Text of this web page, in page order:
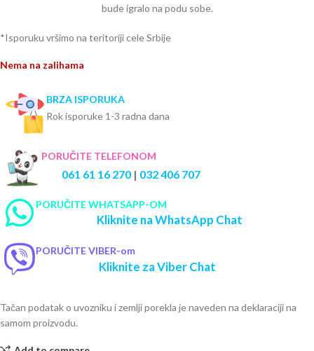
bude igralo na podu sobe.
*Isporuku vršimo na teritoriji cele Srbije
Nema na zalihama
BRZA ISPORUKA
Rok isporuke 1-3 radna dana
PORUČITE TELEFONOM
061 61 16 270 | 032 406 707
PORUČITE WHATSAPP-OM
Kliknite na WhatsApp Chat
PORUČITE VIBER-om
Kliknite za Viber Chat
Tačan podatak o uvozniku i zemlji porekla je naveden na deklaraciji na
samom proizvodu.